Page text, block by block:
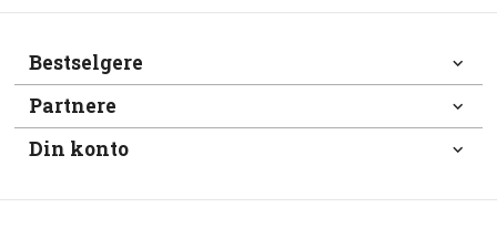
Bestselgere
Partnere
Din konto